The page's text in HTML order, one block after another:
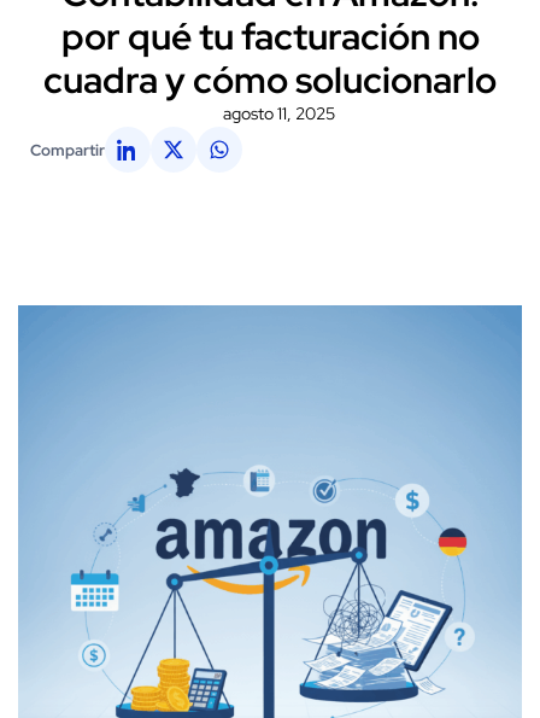
por qué tu facturación no
cuadra y cómo solucionarlo
agosto 11, 2025
Compartir